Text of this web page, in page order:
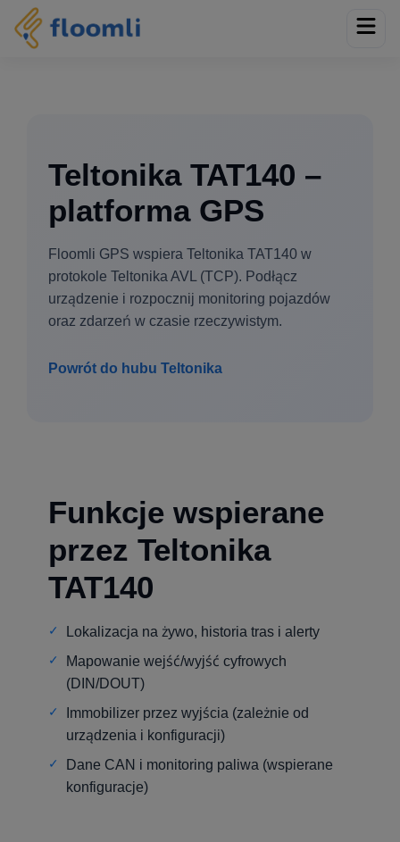
Teltonika TAT140 –
platforma GPS
Floomli GPS wspiera Teltonika TAT140 w
protokole Teltonika AVL (TCP). Podłącz
urządzenie i rozpocznij monitoring pojazdów
oraz zdarzeń w czasie rzeczywistym.
Powrót do hubu Teltonika
Funkcje wspierane
przez Teltonika
TAT140
Lokalizacja na żywo, historia tras i alerty
Mapowanie wejść/wyjść cyfrowych
(DIN/DOUT)
Immobilizer przez wyjścia (zależnie od
urządzenia i konfiguracji)
Dane CAN i monitoring paliwa (wspierane
konfiguracje)